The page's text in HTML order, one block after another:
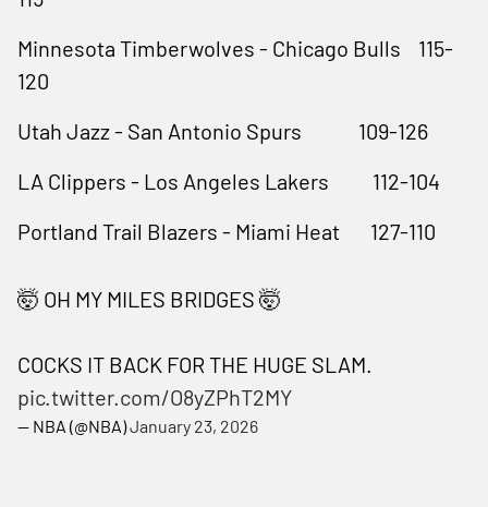
Minnesota Timberwolves - Chicago Bulls 115-
120
Utah Jazz - San Antonio Spurs 109-126
LA Clippers - Los Angeles Lakers 112-104
Portland Trail Blazers - Miami Heat 127-110
🤯 OH MY MILES BRIDGES 🤯
COCKS IT BACK FOR THE HUGE SLAM.
pic.twitter.com/O8yZPhT2MY
— NBA (@NBA)January 23, 2026